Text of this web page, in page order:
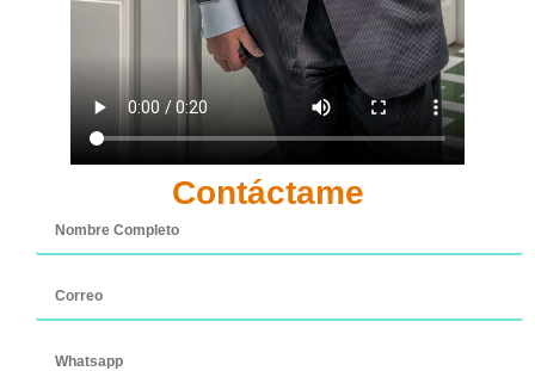
Contáctame